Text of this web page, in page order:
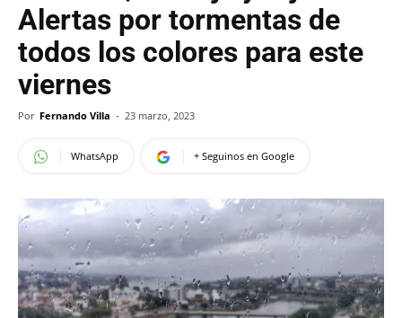
Alertas por tormentas de
todos los colores para este
viernes
Por Fernando Villa - 23 marzo, 2023
WhatsApp + Seguinos en Google